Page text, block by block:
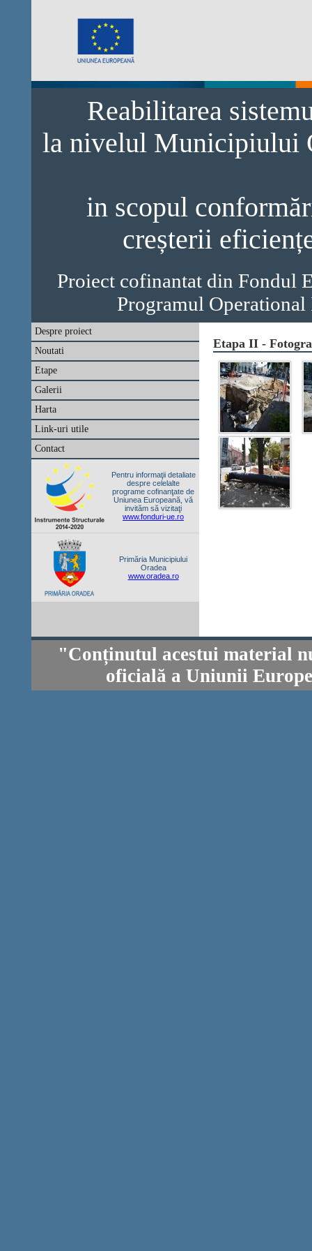
Reabilitarea
la nivelul Municipiului
in scopul
creșterii
Proiect cofinantat din Fondul
Programul
Despre proiect
Noutati
Etape
Galerii
Harta
Link-uri utile
Contact
Pentru informaţii detaliate
despre celelalte
programe cofinanţate de
Uniunea Europeană, vă
invităm să vizitaţi
www.fonduri-ue.ro
Primăria Municipiului
Oradea
www.oradea.ro
Etapa II -
"Conținutul acestui material
oficială a Uniunii